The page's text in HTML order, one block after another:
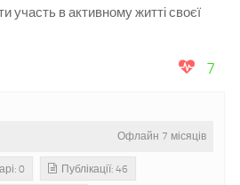
участь в активному житті своєї
7
Офлайн 7 місяців
0 Публікації: 46